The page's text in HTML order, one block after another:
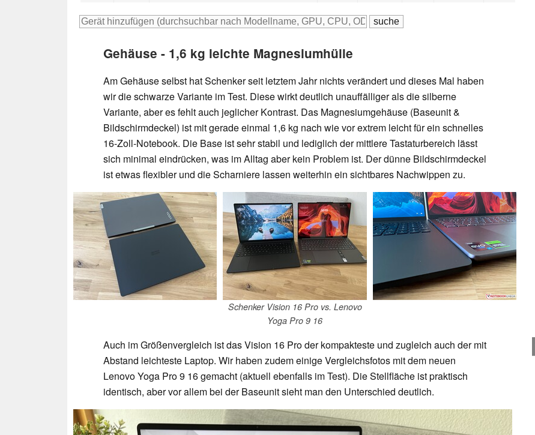
Gehäuse - 1,6 kg leichte Magnesiumhülle
Am Gehäuse selbst hat Schenker seit letztem Jahr nichts verändert und dieses Mal haben
wir die schwarze Variante im Test. Diese wirkt deutlich unauffälliger als die silberne
Variante, aber es fehlt auch jeglicher Kontrast. Das Magnesiumgehäuse (Baseunit &
Bildschirmdeckel) ist mit gerade einmal 1,6 kg nach wie vor extrem leicht für ein schnelles
16-Zoll-Notebook. Die Base ist sehr stabil und lediglich der mittlere Tastaturbereich lässt
sich minimal eindrücken, was im Alltag aber kein Problem ist. Der dünne Bildschirmdeckel
ist etwas flexibler und die Scharniere lassen weiterhin ein sichtbares Nachwippen zu.
Schenker Vision 16 Pro vs. Lenovo
Yoga Pro 9 16
Auch im Größenvergleich ist das Vision 16 Pro der kompakteste und zugleich auch der mit
Abstand leichteste Laptop. Wir haben zudem einige Vergleichsfotos mit dem neuen
Lenovo Yoga Pro 9 16 gemacht (aktuell ebenfalls im Test). Die Stellfläche ist praktisch
identisch, aber vor allem bei der Baseunit sieht man den Unterschied deutlich.